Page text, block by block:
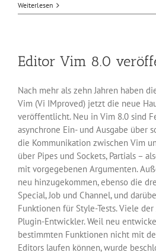
Weiterlesen
Editor Vim 8.0
Nach mehr als zehn Jahren haben
Vim (Vi IMproved) jetzt die neue
veröffentlicht. Neu in Vim 8.0 sind
asynchrone Ein- und Ausgabe über
die Kommunikation zwischen Vim
über Pipes und Sockets, Partials –
mit vorgegebenen Argumenten.
neu hinzugekommen, ebenso die
Special, Job und Channel, und
Funktionen für Style-Tests. Viele
Plugin-Entwickler. Weil neu
bestimmten Funktionen nicht mit
Editors laufen können, wurde